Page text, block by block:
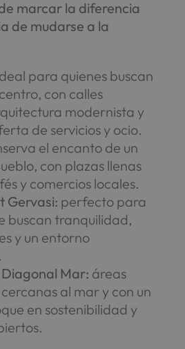
marcar la diferencia
de mudarse a la
para quienes buscan
con calles
modernista y
de servicios y ocio.
el encanto de un
con plazas llenas
y comercios locales.
Gervasi: perfecto para
buscan tranquilidad,
y un entorno
Diagonal Mar: áreas
al mar y con un
en sostenibilidad y